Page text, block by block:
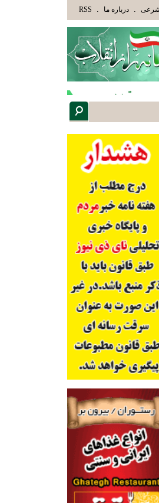
عاقلان هدایت یافته،حرفها را میشنوند و سپسشرعی . درباره ما .
RSS